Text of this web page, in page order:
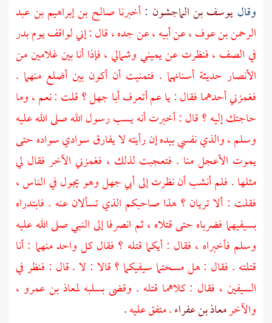
وقال يوسف بن الماجشون :أخبرنا صالح بن إبراهيم بن عبد
الرحمن بن عوف ،عن أبيه ، عن جده ، قال : إني لواقف يومبدر
في الصف ، فنظرت عن يميني وشمالي ، فإذا أنا بين غلامين من
الأنصار حديثة أسنانهما . فتمنيت أن أكون بين أضلع منهما .
فغمزني أحدهما فقال : يا عم أتعرفأبا جهل ؟قلت : نعم ، وما
حاجتك إليه ؟ قال : أخبرت أنه يسب رسول الله صلى الله عليه
وسلم ، والذي نفسي بيده إن رأيته لا يفارق سوادي سواده حتى
يموت الأعجل منا . فتعجبت لذلك ، فغمزني الآخر فقال لي
مثلها . فلم أنشب أن نظرت إلىأبي جهلوهو يجول في الناس ،
فقلت : ألا تريان ؟ هذا صاحبكم الذي تسألان عنه . فابتدراه
بسيفيهما فضرباه حتى قتلاه ، ثم انصرفا إلى النبي صلى الله عليه
وسلم فأخبراه ، فقال : أيكما قتله ؟ فقال كل واحد منهما : أنا
قتلته . فقال : هل مسحتما سيفيكما ؟ قالا : لا . قال : فنظر في
السيفين ، فقال : كلاهما قتله . وقضى بسلبهلمعاذ بن عمرو ،
والآخرمعاذ بن عفراء. متفق عليه.